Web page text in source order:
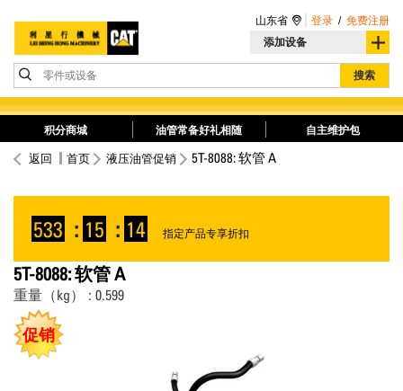
添加设备
零件或设备 搜索
山东省 登录 / 免费注册
积分商城 油管常备好礼相随 自主维护包
返回 首页 液压油管促销 5T-8088: 软管 A
533 : 15 : 14 指定产品专享折扣
5T-8088: 软管 A
重量（kg） : 0.599
促销